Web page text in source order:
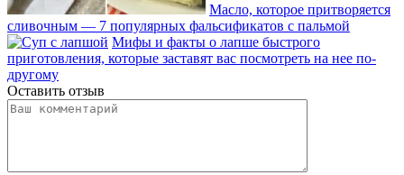
Масло, которое притворяется
сливочным — 7 популярных фальсификатов с пальмой
Мифы и факты о лапше быстрого
приготовления, которые заставят вас посмотреть на нее по-
другому
Оставить отзыв